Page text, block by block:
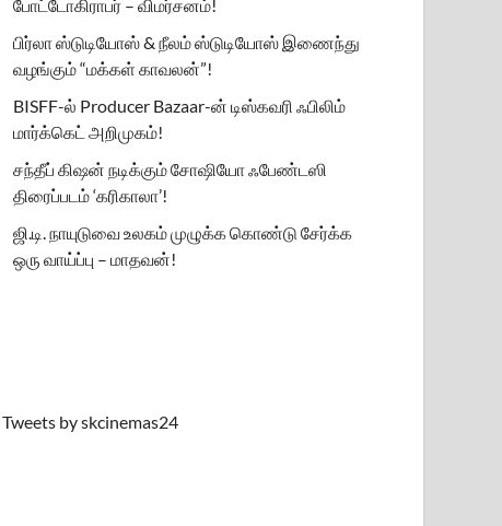
போட்டோகிராபர் – விமர்சனம்!
பிர்லா ஸ்டுடியோஸ் & நீலம் ஸ்டுடியோஸ் இணைந்து
வழங்கும் “மக்கள் காவலன்”!
BISFF-ல் Producer Bazaar-ன் டிஸ்கவரி ஃபிலிம்
மார்க்கெட் அறிமுகம்!
சந்தீப் கிஷன் நடிக்கும் சோஷியோ ஃபேண்டஸி
திரைப்படம் ‘கரிகாலா’!
ஜி.டி. நாயுடுவை உலகம் முழுக்க கொண்டு சேர்க்க
ஒரு வாய்ப்பு – மாதவன்!
Tweets by skcinemas24